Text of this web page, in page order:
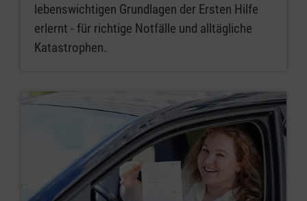
lebenswichtigen Grundlagen der Ersten Hilfe
erlernt - für richtige Notfälle und alltägliche
Katastrophen.